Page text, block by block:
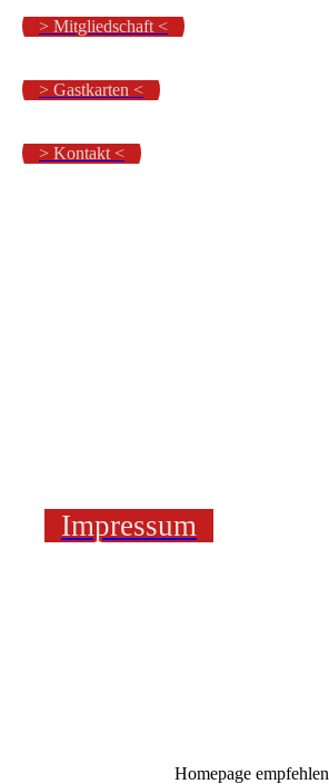
> Mitgliedschaft <
> Gastkarten <
> Kontakt <
Impressum
Homepage empfehlen